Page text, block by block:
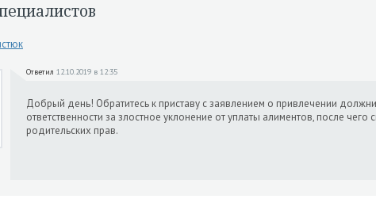
Ответил 12.10.2019 в 12:35
Добрый день! Обратитесь к приставу с заявлением о привлечении
ответственности за злостное уклонение от уплаты алиментов, после чего
родительских прав.